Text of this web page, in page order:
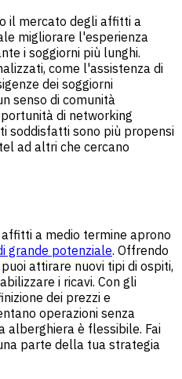
il mercato degli affitti a
migliorare l'esperienza
i soggiorni più lunghi.
come l'assistenza di
dei soggiorni
senso di comunità
di networking
soddisfatti sono più propensi
ad altri che cercano
a medio termine aprono
grande potenziale. Offrendo
attirare nuovi tipi di ospiti,
i ricavi. Con gli
dei prezzi e
operazioni senza
è flessibile. Fai
parte della tua strategia